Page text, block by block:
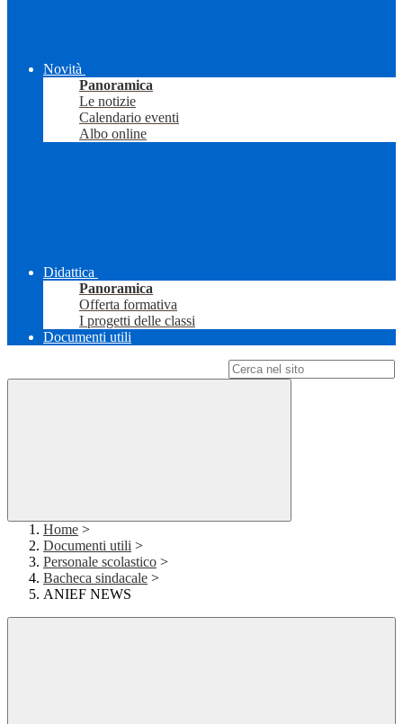
Novità
Panoramica
Le notizie
Calendario eventi
Albo online
Didattica
Panoramica
Offerta formativa
I progetti delle classi
Documenti utili
Home >
Documenti utili >
Personale scolastico >
Bacheca sindacale >
ANIEF NEWS